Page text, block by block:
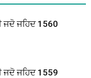
ਜਹਿਦ 1560
ਜਹਿਦ 1559